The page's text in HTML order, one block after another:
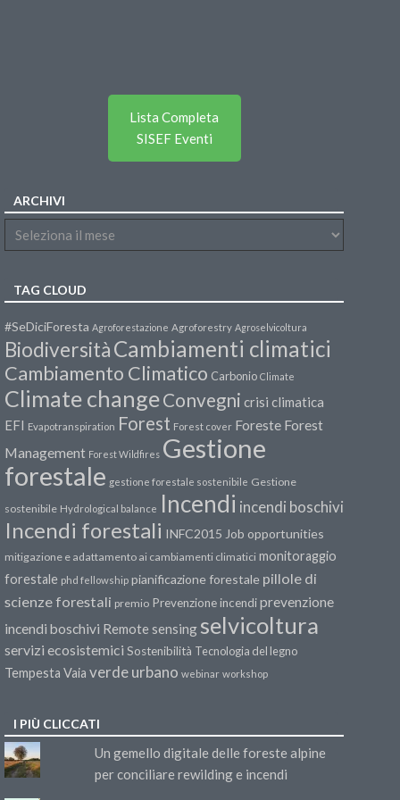
Lista Completa
SISEF Eventi
ARCHIVI
TAG CLOUD
#SeDiciForesta Agroforestazione Agroforestry Agroselvicoltura
BiodiversitàCambiamenti climatici
Cambiamento Climatico Carbonio Climate
Climate changeConvegni crisi climatica
EFI Evapotranspiration Forest Forest cover Foreste Forest
Management Forest Wildfires Gestione
forestale gestione forestale sostenibile Gestione
sostenibile Hydrological balance Incendi incendi boschivi
Incendi forestali INFC2015 Job opportunities
mitigazione e adattamento ai cambiamenti climatici monitoraggio
forestale phd fellowship pianificazione forestale pillole di
scienze forestali premio Prevenzione incendiprevenzione
incendi boschivi Remote sensing selvicoltura
servizi ecosistemici Sostenibilità Tecnologia del legno
Tempesta Vaia verde urbano webinar workshop
I PIÙ CLICCATI
Un gemello digitale delle foreste alpine
per conciliare rewilding e incendi